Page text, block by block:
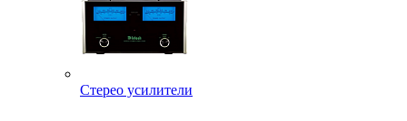
Стерео усилители